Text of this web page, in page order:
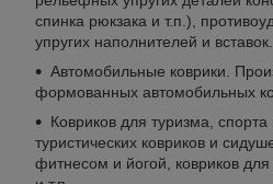
спинка рюкзака и т.п.),
упругих наполнителей и вставок.
Автомобильные коврики.
формованных автомобильных
Ковриков для туризма,
туристических ковриков и
фитнесом и йогой, ковриков